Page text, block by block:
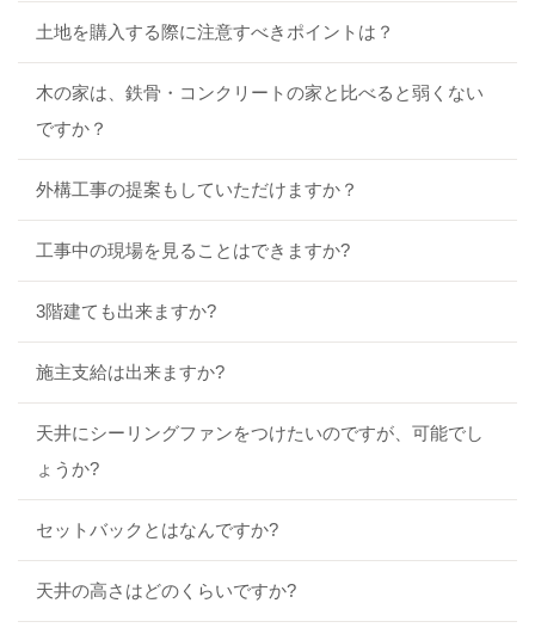
土地を購入する際に注意すべきポイントは？
木の家は、鉄骨・コンクリートの家と比べると弱くない
ですか？
外構工事の提案もしていただけますか？
工事中の現場を見ることはできますか?
3階建ても出来ますか?
施主支給は出来ますか?
天井にシーリングファンをつけたいのですが、可能でし
ょうか?
セットバックとはなんですか?
天井の高さはどのくらいですか?